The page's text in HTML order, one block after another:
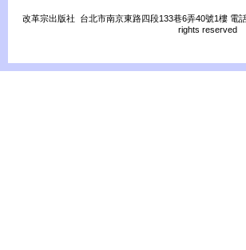
改革宗出版社 台北市南京東路四段133巷6弄40號1樓 電
rights reserved